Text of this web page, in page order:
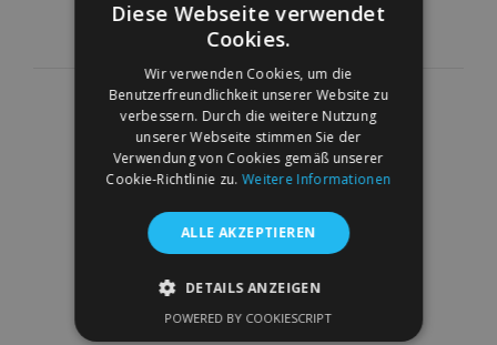
In Den Warenkorb
Wunschliste
hinzufügen
Diese Webseite verwendet
Cookies.
Wir verwenden Cookies, um die
Benutzerfreundlichkeit unserer Website zu
verbessern. Durch die weitere Nutzung
unserer Webseite stimmen Sie der
Verwendung von Cookies gemäß unserer
Cookie-Richtlinie zu.Weitere Informationen
ALLE AKZEPTIEREN
DETAILS ANZEIGEN
POWERED BY COOKIESCRIPT